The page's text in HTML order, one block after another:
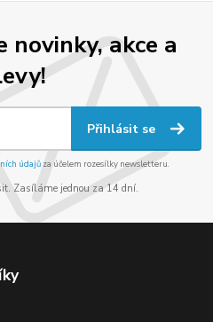
novinky, akce a
Přihlásit se
údajůza účelem rozesílky newsletteru.
Zasíláme jednou za 14 dní.